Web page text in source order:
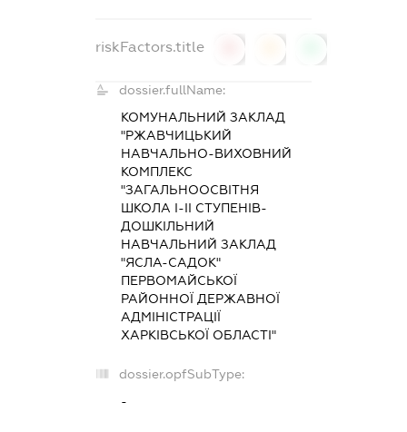
riskFactors.title
dossier.fullName:
КОМУНАЛЬНИЙ ЗАКЛАД
"РЖАВЧИЦЬКИЙ
НАВЧАЛЬНО-ВИХОВНИЙ
КОМПЛЕКС
"ЗАГАЛЬНООСВІТНЯ
ШКОЛА І-ІІ СТУПЕНІВ-
ДОШКІЛЬНИЙ
НАВЧАЛЬНИЙ ЗАКЛАД
"ЯСЛА-САДОК"
ПЕРВОМАЙСЬКОЇ
РАЙОННОЇ ДЕРЖАВНОЇ
АДМІНІСТРАЦІЇ
ХАРКІВСЬКОЇ ОБЛАСТІ"
dossier.opfSubType:
-